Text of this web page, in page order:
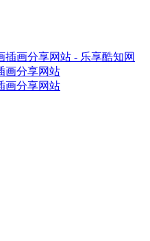
画分享网站
画分享网站